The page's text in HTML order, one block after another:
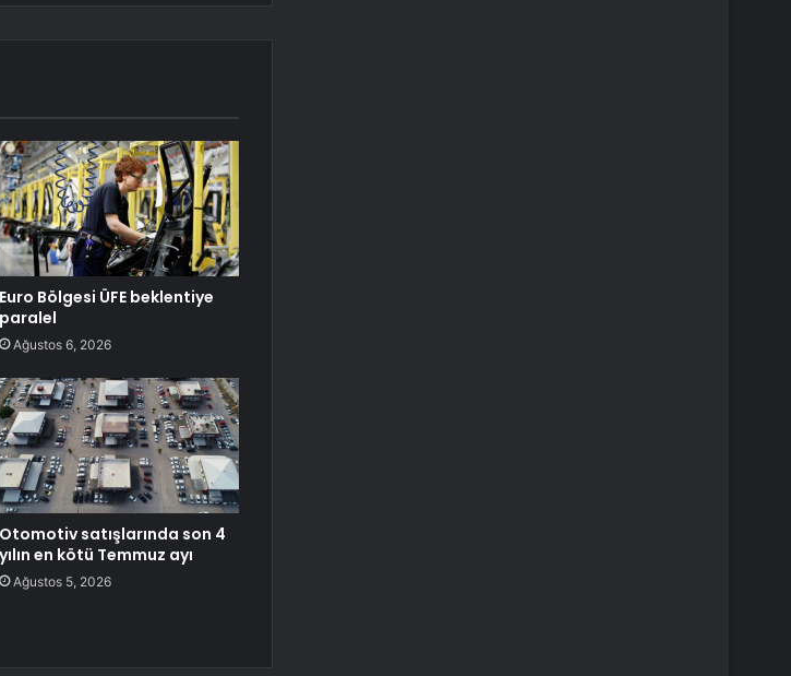
Euro Bölgesi ÜFE beklentiye
paralel
Ağustos 6, 2026
Otomotiv satışlarında son 4
yılın en kötü Temmuz ayı
Ağustos 5, 2026